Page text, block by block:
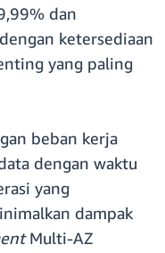
dan
ketersediaan
yang paling
beban kerja
dengan waktu
yang
dampak
Multi-AZ